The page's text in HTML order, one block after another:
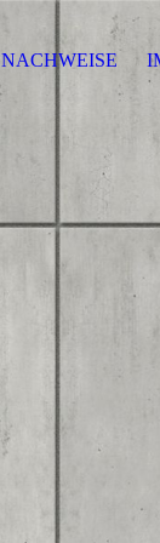
NACHWEISE